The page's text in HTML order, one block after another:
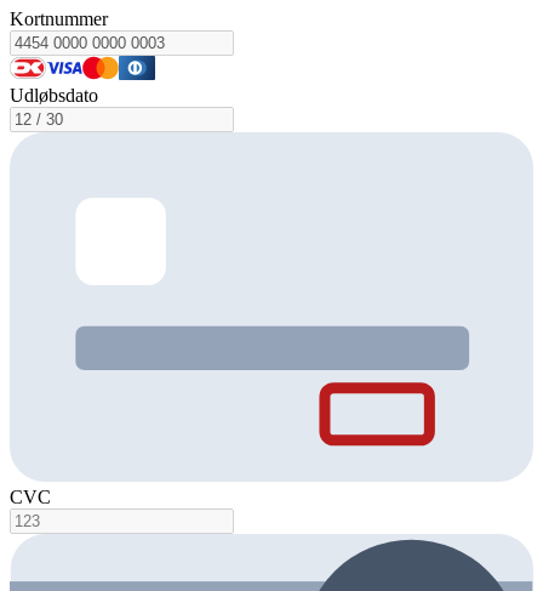
Kortnummer
Udløbsdato
CVC